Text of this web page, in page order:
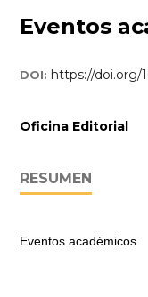
Eventos
DOI: https://doi.org/
Oficina Editorial
RESUMEN
Eventos académicos